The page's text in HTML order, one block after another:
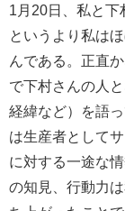
1月20日、私と下
というより私は
んである。正直
で下村さんの人
経緯など）を語
は生産者として
に対する一途な
の知見、行動力